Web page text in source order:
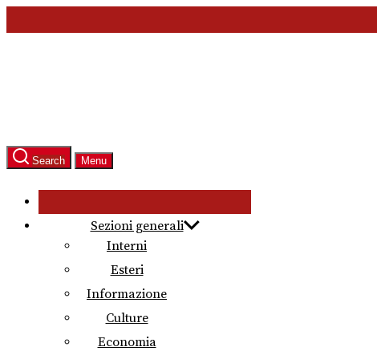
to
Search Menu
Sezioni generali
Interni
Esteri
Informazione
Culture
Economia